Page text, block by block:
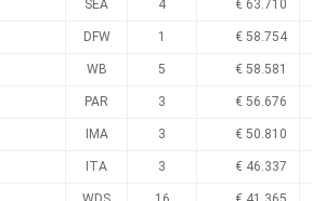
SEA 4 € 63.710
DFW 1 € 58.754
WB 5 € 58.581
PAR 3 € 56.676
IMA 3 € 50.810
ITA 3 € 46.337